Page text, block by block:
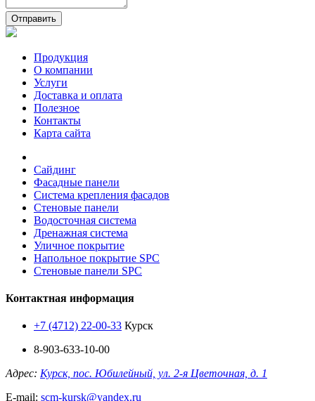
Отправить
Продукция
О компании
Услуги
Доставка и оплата
Полезное
Контакты
Карта сайта
Сайдинг
Фасадные панели
Система крепления фасадов
Стеновые панели
Водосточная система
Дренажная система
Уличное покрытие
Напольное покрытие SPC
Стеновые панели SPC
Контактная информация
+7 (4712) 22-00-33 Курск
8-903-633-10-00
Адрес: Курск, пос. Юбилейный, ул. 2-я Цветочная, д. 1
E-mail: scm-kursk@yandex.ru